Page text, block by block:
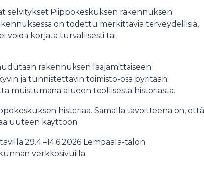
selvitykset Piippokeskuksen rakennuksen
on todettu merkittäviä terveydellisiä,
voida korjata turvallisesti tai
rakennuksen laajamittaiseen
ja tunnistettavin toimisto-osa pyritään
muistumana alueen teollisesta historiasta.
historiaa. Samalla tavoitteena on, että
uuteen käyttöön.
29.4.–14.6.2026 Lempäälä-talon
verkkosivuilla.